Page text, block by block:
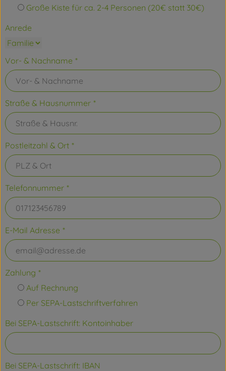
Große Kiste für ca. 2-4 Personen (20€ statt 30€)
Anrede
Vor- & Nachname *
Straße & Hausnummer *
Postleitzahl & Ort *
Telefonnummer *
E-Mail Adresse *
Zahlung *
Auf Rechnung
Per SEPA-Lastschriftverfahren
Bei SEPA-Lastschrift: Kontoinhaber
Bei SEPA-Lastschrift: IBAN